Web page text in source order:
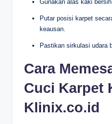
Gunakan alas kaki
Putar posisi karpet
keausan.
Pastikan sirkulasi udara
Cara
Cuci Karpet
Klinix.co.id